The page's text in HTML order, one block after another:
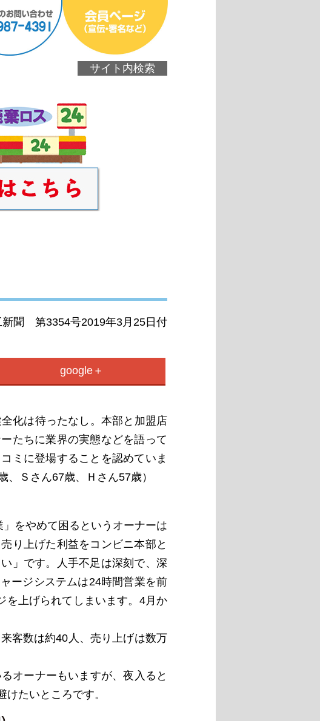
サイト内検索
新聞 第3354号2019年3月25日付
google＋
化は待ったなし。本部と加盟店
たちに業界の実態などを語って
ミに登場することを認めていま
Ｓさん67歳、Ｈさん57歳）
をやめて困るというオーナーは
り上げた利益をコンビニ本部と
」です。人手不足は深刻で、深
ージシステムは24時間営業を前
を上げられてしまいます。4月か
客数は約40人、売り上げは数万
オーナーもいますが、夜入ると
たいところです。